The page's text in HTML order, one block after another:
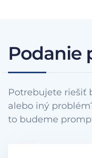
Podanie
Potrebujete riešiť
alebo iný
to budeme